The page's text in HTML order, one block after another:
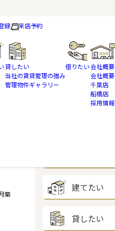
録 来店予約
貸したい
当社の賃貸管理の強み
管理物件ギャラリー
借りたい会社概要
会社概要
千葉店
船橋店
採用情報
築
建てたい
貸したい